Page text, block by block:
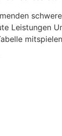
Leistungen